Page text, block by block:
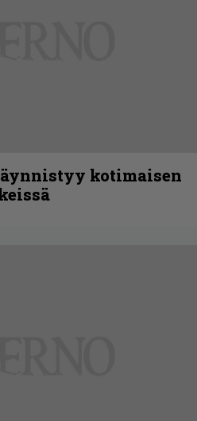
kotimaisen